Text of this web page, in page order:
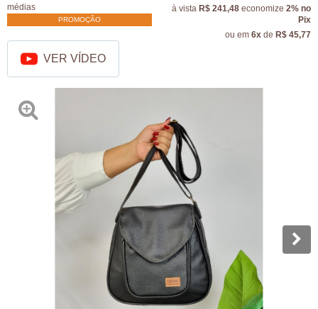
médias
PROMOÇÃO
à vista R$ 241,48 economize 2% no
Pix
ou em 6x de R$ 45,77
VER VÍDEO